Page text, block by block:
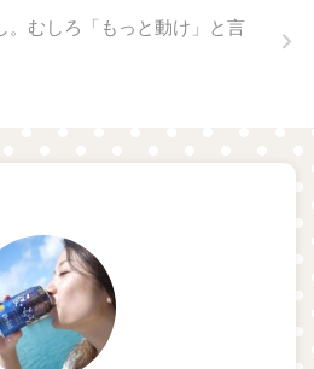
。むしろ「もっと動け」と言